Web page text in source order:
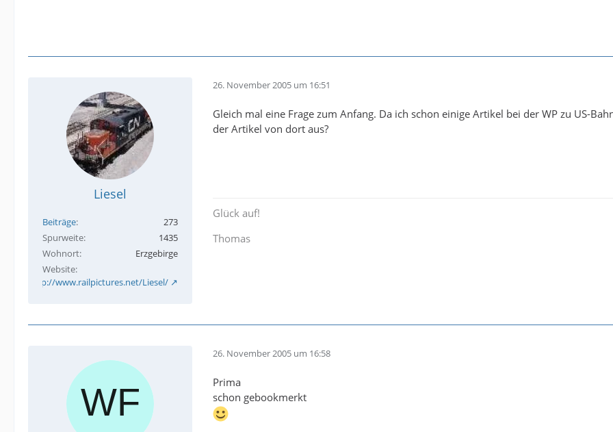
Liesel
Beiträge
273
Spurweite
1435
Wohnort
Erzgebirge
Website
http://www.railpictures.net/Liesel/
26. November 2005 um 16:51
Gleich mal eine Frage zum Anfang. Da ich schon einige Artikel bei der WP zu US-
der Artikel von dort aus?
Glück auf!
Thomas
26. November 2005 um 16:58
Prima
schon gebookmerkt